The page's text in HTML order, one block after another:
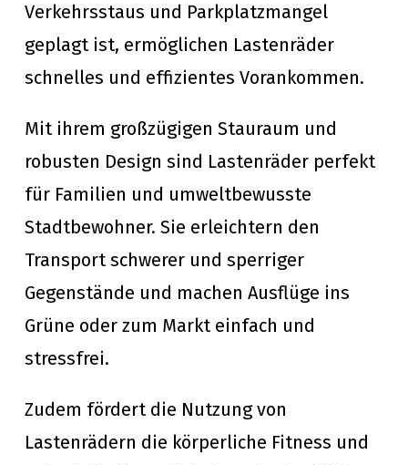
Verkehrsstaus und Parkplatzmangel
geplagt ist, ermöglichen Lastenräder
schnelles und effizientes Vorankommen.
Mit ihrem großzügigen Stauraum und
robusten Design sind Lastenräder perfekt
für Familien und umweltbewusste
Stadtbewohner. Sie erleichtern den
Transport schwerer und sperriger
Gegenstände und machen Ausflüge ins
Grüne oder zum Markt einfach und
stressfrei.
Zudem fördert die Nutzung von
Lastenrädern die körperliche Fitness und